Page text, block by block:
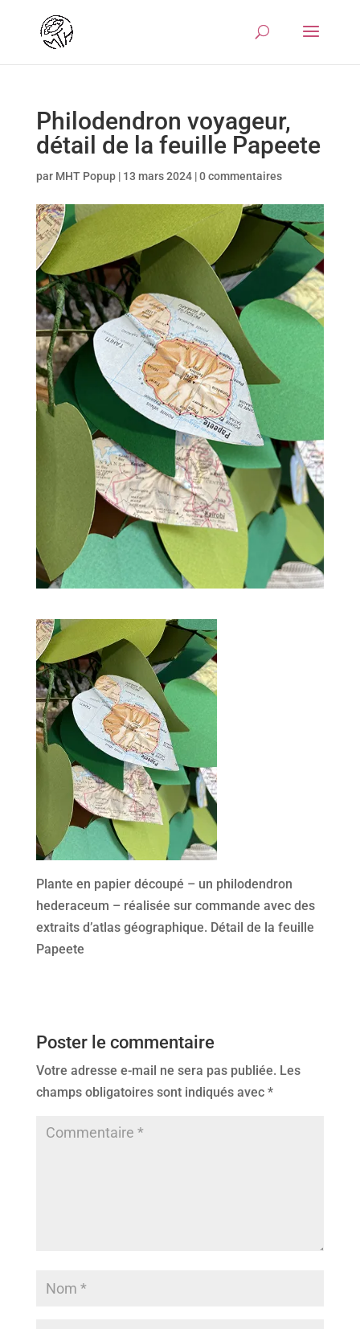
Philodendron voyageur,
détail de la feuille Papeete
par MHT Popup| 13 mars 2024|0 commentaires
Plante en papier découpé – un philodendron
hederaceum – réalisée sur commande avec des
extraits d’atlas géographique. Détail de la feuille
Papeete
Poster le commentaire
Votre adresse e-mail ne sera pas publiée. Les
champs obligatoires sont indiqués avec *